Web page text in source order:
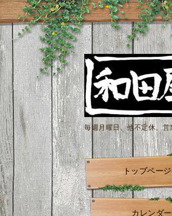
毎週月曜日、他不定休。
トップページ
カレンダー